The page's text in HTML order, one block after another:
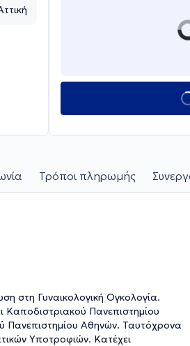
Τρόποι πληρωμής
στη Γυναικολογική Ογκολογία.
Καποδιστριακού Πανεπιστημίου
Κατέχει